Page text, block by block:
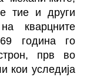
тие и други
кварцните
година го
прв во
кои уследија